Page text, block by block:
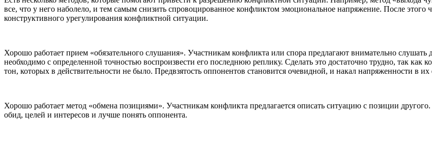
все, что у него наболело, и тем самым снизить спровоцированное конфликтом эмоциональное напряжение. После этого
конструктивного урегулирования конфликтной ситуации.
Хорошо работает прием «обязательного слушания». Участникам конфликта или спора предлагают внимательно слушать
необходимо с определенной точностью воспроизвести его последнюю реплику. Сделать это достаточно трудно, так
тон, которых в действительности не было. Предвзятость оппонентов становится очевидной, и накал напряженности в их
Хорошо работает метод «обмена позициями». Участникам конфликта предлагается описать ситуацию с позиции
обид, целей и интересов и лучше понять оппонента.